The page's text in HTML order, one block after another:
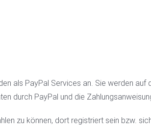
als PayPal Services an. Sie werden auf
durch PayPal und die
zu können, dort registriert sein bzw.